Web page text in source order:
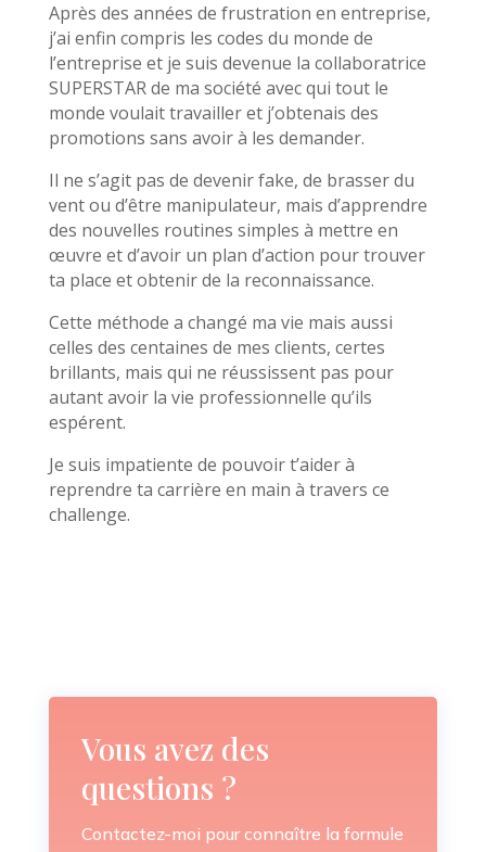
Après des années de frustration en entreprise,
j’ai enfin compris les codes du monde de
l’entreprise et je suis devenue la collaboratrice
SUPERSTAR de ma société avec qui tout le
monde voulait travailler et j’obtenais des
promotions sans avoir à les demander.
Il ne s’agit pas de devenir fake, de brasser du
vent ou d’être manipulateur, mais d’apprendre
des nouvelles routines simples à mettre en
œuvre et d’avoir un plan d’action pour trouver
ta place et obtenir de la reconnaissance.
Cette méthode a changé ma vie mais aussi
celles des centaines de mes clients, certes
brillants, mais qui ne réussissent pas pour
autant avoir la vie professionnelle qu’ils
espérent.
Je suis impatiente de pouvoir t’aider à
reprendre ta carrière en main à travers ce
challenge.
Vous avez des
questions ?
Contactez-moi pour connaître la formule